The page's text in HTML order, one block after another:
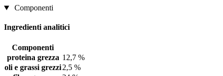
Componenti
Ingredienti analitici
Componenti
proteina grezza 12,7 %
oli e grassi grezzi2,5 %